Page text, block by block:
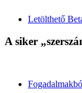
Letölthető
A siker